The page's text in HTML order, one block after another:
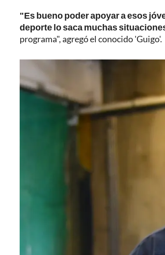
"Es bueno poder apoyar a esos
deporte lo saca muchas
programa", agregó el conocido 'Guigo'.